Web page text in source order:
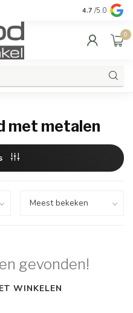
Kwaliteit &
4.7 /5.0
0
met metalen
gevonden!
WINKELEN